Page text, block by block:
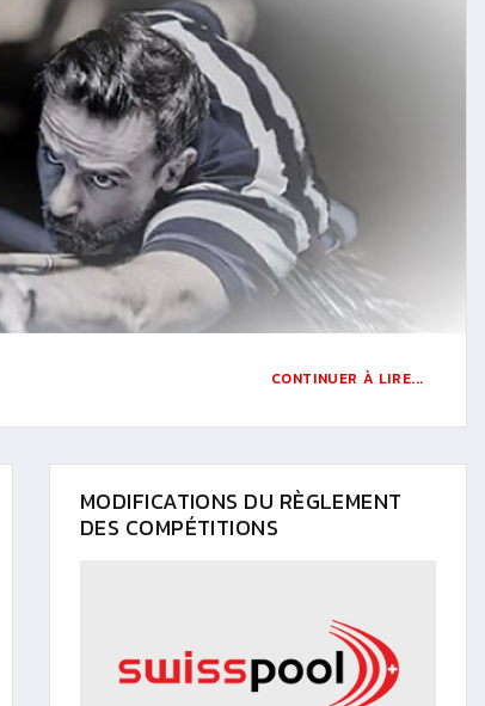
CONTINUER À LIRE...
MODIFICATIONS DU RÈGLEMENT
DES COMPÉTITIONS